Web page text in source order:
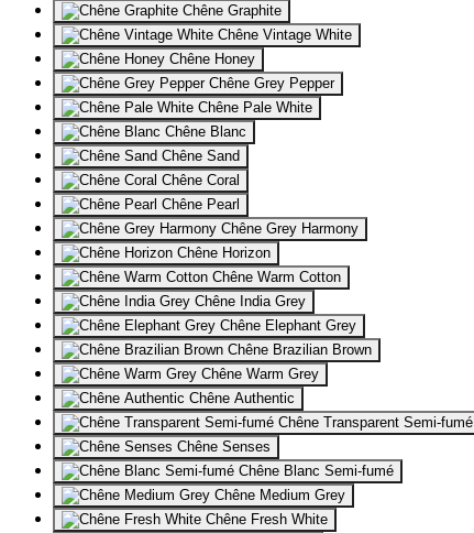
Chêne Graphite
Chêne Vintage White
Chêne Honey
Chêne Grey Pepper
Chêne Pale White
Chêne Blanc
Chêne Sand
Chêne Coral
Chêne Pearl
Chêne Grey Harmony
Chêne Horizon
Chêne Warm Cotton
Chêne India Grey
Chêne Elephant Grey
Chêne Brazilian Brown
Chêne Warm Grey
Chêne Authentic
Chêne Transparent Semi-fumé
Chêne Senses
Chêne Blanc Semi-fumé
Chêne Medium Grey
Chêne Fresh White